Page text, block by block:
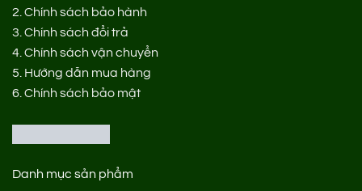
2. Chính sách bảo hành
3. Chính sách đổi trả
4. Chính sách vận chuyển
5. Hướng dẫn mua hàng
6. Chính sách bảo mật
Danh mục sản phẩm